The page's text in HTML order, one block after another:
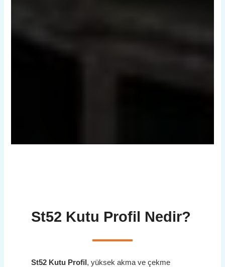
St52 Kutu Profil Nedir?
St52 Kutu Profil , yüksek akma ve çekme